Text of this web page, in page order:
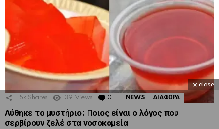
1.5k Shares 139 Views 0 Comments
NEWS ΔΙΑΦΟΡΑ
Λύθηκε το μυστήριο: Ποιος είναι ο λόγος που
σερβίρουν ζελέ στα νοσοκομεία
close